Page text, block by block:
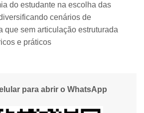
do estudante na escolha das
cenários de
que sem articulação estruturada
e práticos
para abrir o WhatsApp